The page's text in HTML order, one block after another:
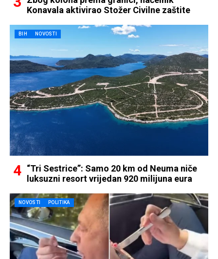
Konavala aktivirao Stožer Civilne zaštite
BIH NOVOSTI
“Tri Sestrice”: Samo 20 km od Neuma niče
luksuzni resort vrijedan 920 milijuna eura
NOVOSTI POLITIKA